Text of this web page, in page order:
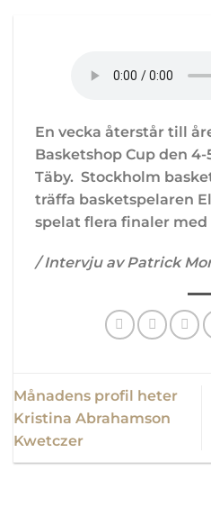
En vecka återstår till
Basketshop Cup den
Täby. Stockholm
träffa basketspelaren
spelat flera finaler
/ Intervju av Patrick
Månadens profil heter
Kristina Abrahamson
Kwetczer